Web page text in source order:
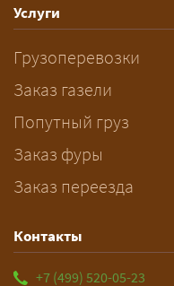
рабочих
рассчитает
подготовку
Услуги
Грузоперевозки
Заказ газели
Попутный груз
Заказ фуры
Заказ переезда
Контакты
+7 (499) 520-05-23